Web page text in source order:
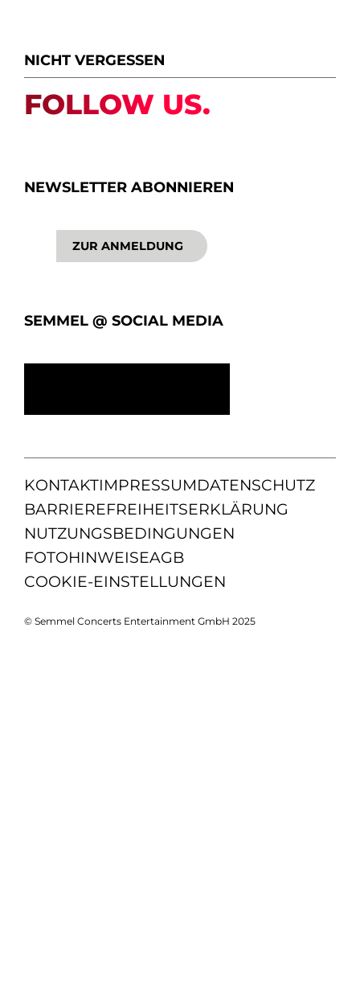
NICHT VERGESSEN
FOLLOW US.
NEWSLETTER ABONNIEREN
ZUR ANMELDUNG
SEMMEL @ SOCIAL MEDIA
KONTAKTIMPRESSUMDATENSCHUTZ
BARRIEREFREIHEITSERKLÄRUNG
NUTZUNGSBEDINGUNGEN
FOTOHINWEISEAGB
COOKIE-EINSTELLUNGEN
© Semmel Concerts Entertainment GmbH 2025